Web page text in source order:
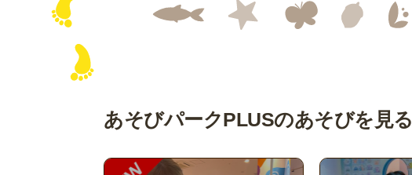
あそびパークPLUSのあそびを見る